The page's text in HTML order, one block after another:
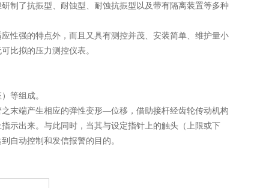
制了抗振型、耐蚀型、耐蚀抗振型以及带有隔离装置等多种
性强的特点外，而且又具有测控并茂、安装简单、维护量小
比拟的压力测控仪表。
等组成。
末端产生相应的弹性变形—位移，借助接杆经齿轮传动机构
示出来。与此同时，当其与设定指针上的触头（上限或下
自动控制和发信报警的目的。